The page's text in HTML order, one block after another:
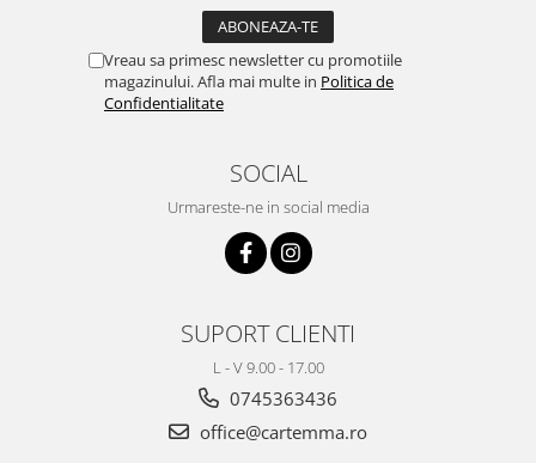
Vreau sa primesc newsletter cu promotiile
magazinului. Afla mai multe in Politica de
Confidentialitate
SOCIAL
Urmareste-ne in social media
SUPORT CLIENTI
L - V 9.00 - 17.00
0745363436
office@cartemma.ro